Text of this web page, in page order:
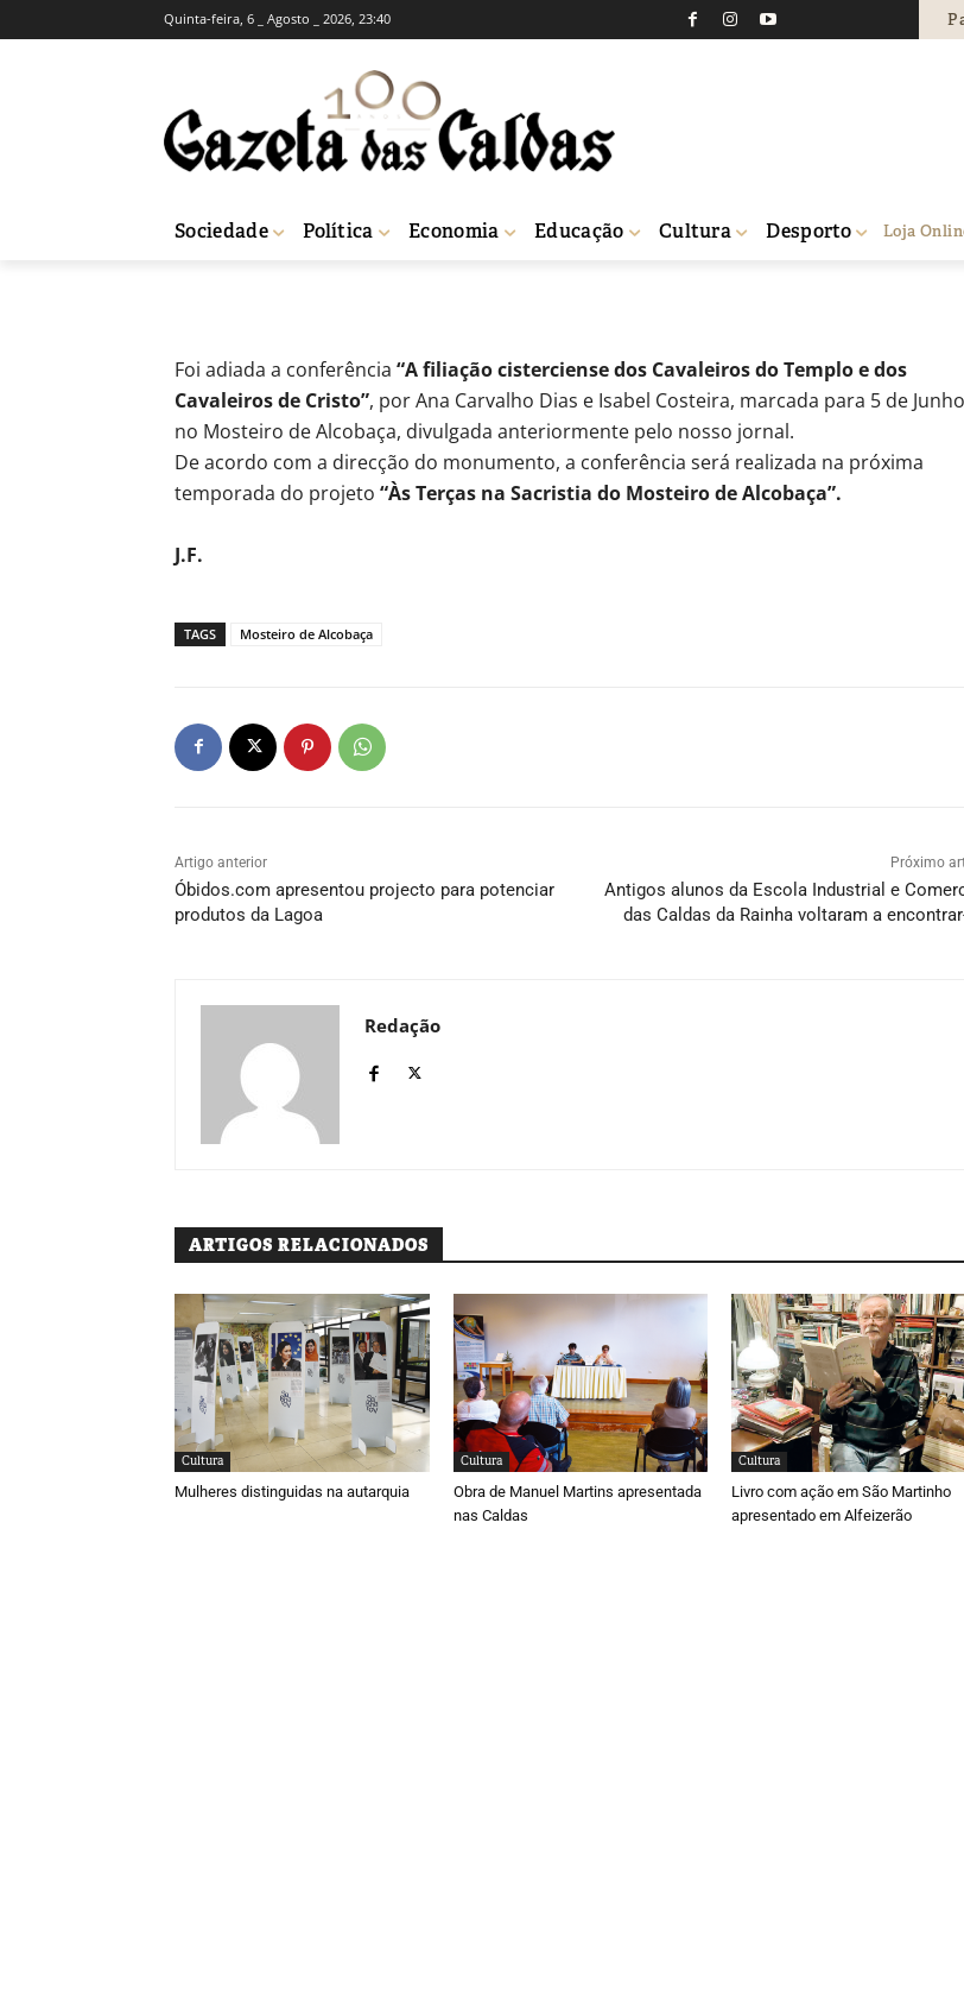
Quinta-feira, 6 _ Agosto _ 2026, 23:40
Sociedade Política Economia Educação Cultura Desporto Loja
BREVES CULTURA
Conferência adiada no Mosteiro
Redação 1 de Junho, 2012 591
Foi adiada a conferência “A filiação cisterciense dos Cavaleiros do Templo e dos
Cavaleiros de Cristo”, por Ana Carvalho Dias e Isabel Costeira, marcada para 5 de Junho
no Mosteiro de Alcobaça, divulgada anteriormente pelo nosso jornal.
De acordo com a direcção do monumento, a conferência será realizada na próxima
temporada do projeto “Às Terças na Sacristia do Mosteiro de Alcobaça”.
J.F.
TAGS Mosteiro de Alcobaça
Artigo anterior
Óbidos.com apresentou projecto para potenciar
produtos da Lagoa
Próximo
Antigos alunos da Escola Industrial e
das Caldas da Rainha voltaram a
Redação
ARTIGOS RELACIONADOS
Cultura
Mulheres distinguidas na autarquia
Cultura
Obra de Manuel Martins apresentada
nas Caldas
Cultura
Livro com ação em São Martinho
apresentado em Alfeizerão